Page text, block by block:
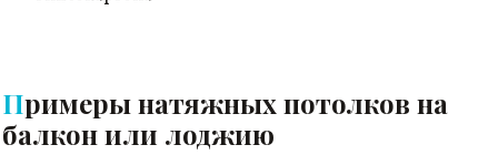
Примеры натяжных потолков на
балкон или лоджию